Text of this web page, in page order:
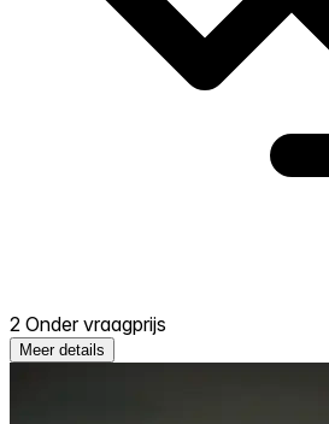
2 Onder vraagprijs
Meer details